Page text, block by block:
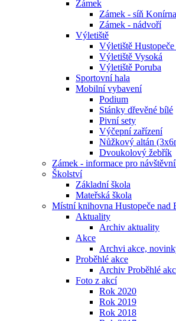
Zámek
Zámek - síň Konírna
Zámek - nádvoří
Výletiště
Výletiště
Výletiště Vysoká
Výletiště Poruba
Sportovní hala
Mobilní vybavení
Podium
Stánky dřevěné bílé
Pivní sety
Výčepní zařízení
Nůžkový altán
Dvoukolový žebřík
Zámek - informace pro
Školství
Základní škola
Mateřská škola
Místní knihovna Hustopeče nad
Aktuality
Archiv aktuality
Akce
Archvi akce,
Proběhlé akce
Archiv Proběhlé
Foto z akcí
Rok 2020
Rok 2019
Rok 2018